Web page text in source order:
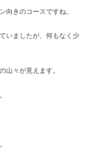
向きのコースですね。
いましたが、何もなく少
山々が見えます。